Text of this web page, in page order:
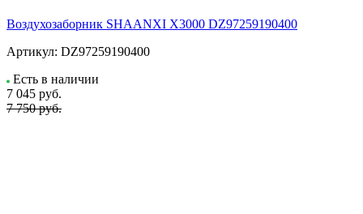
Воздухозаборник SHAANXI X3000 DZ97259190400
Артикул: DZ97259190400
Есть в наличии
7 045 руб.
7 750 руб.